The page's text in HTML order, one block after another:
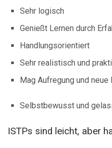
Sehr logisch
Genießt Lernen durch
Handlungsorientiert
Sehr realistisch und
Mag Aufregung und neue
Selbstbewusst und
ISTPs sind leicht, aber